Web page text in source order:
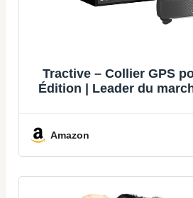
Tractive – Collier GPS
Édition | Leader du
Amazon